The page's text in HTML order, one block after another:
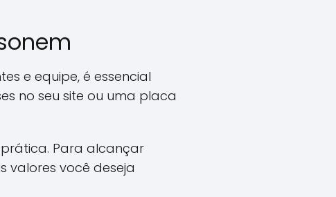
e equipe, é essencial
no seu site ou uma placa
Para alcançar
valores você deseja